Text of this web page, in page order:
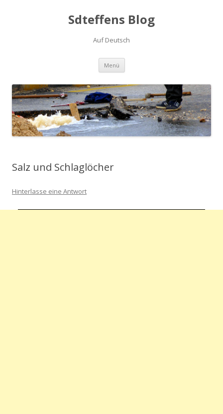
Sdteffens Blog
Auf Deutsch
Menü Zum Inhalt springen
Salz und Schlaglöcher
Hinterlasse eine Antwort